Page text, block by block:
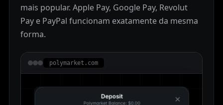
mais popular. Apple Pay, Google Pay, Revolut
Pay e PayPal funcionam exatamente da mesma
forma.
polymarket.com